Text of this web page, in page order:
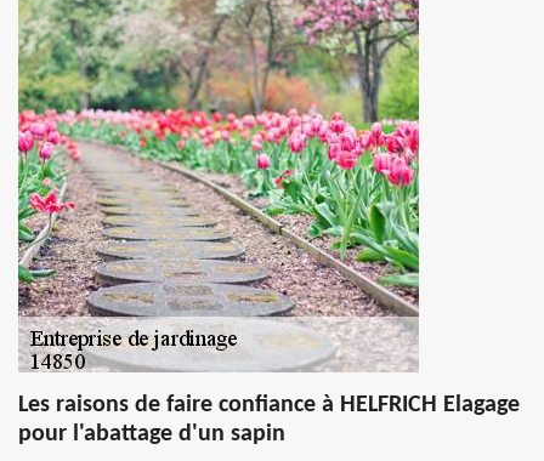
Les raisons de faire confiance à HELFRICH Elagage
pour l'abattage d'un sapin